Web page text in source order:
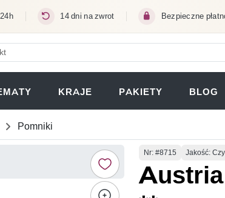
14 dni na zwrot Bezpieczne
SIĘ W NOWEJ KARCIE)
KRAJE PAKIETY BLOG
Pomniki
Numer
Nr: #8715 Jakość:
Austria